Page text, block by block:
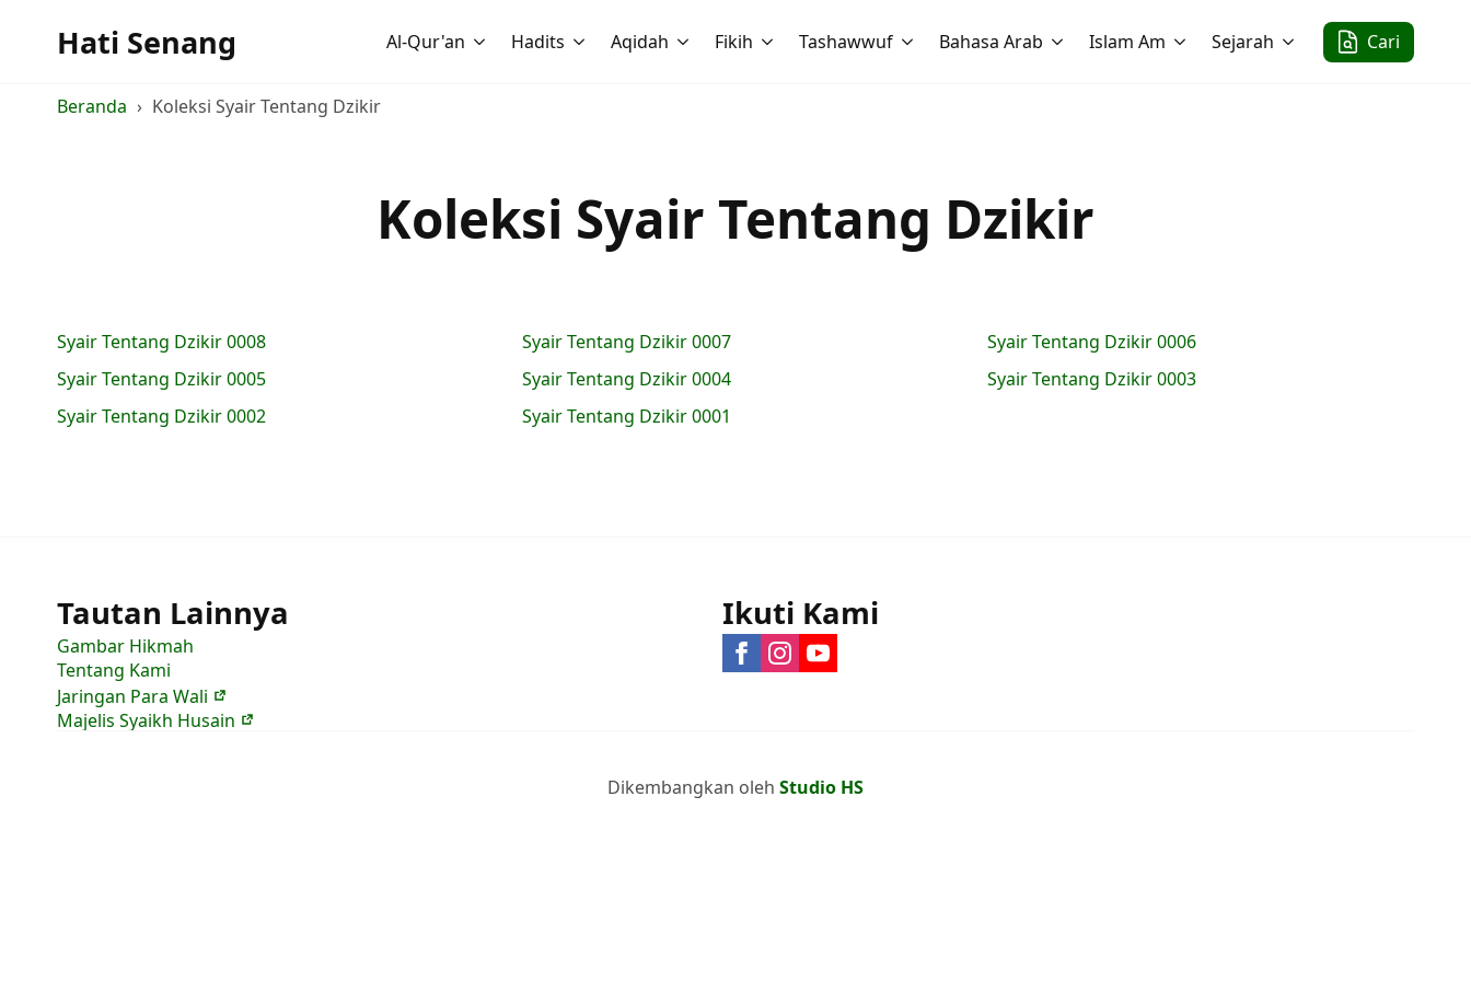
Hati Senang Al-Qur'an Hadits Aqidah Fikih Tashawwuf Bahasa Arab Islam Am Sejarah Cari
Beranda Koleksi Syair Tentang Dzikir
Koleksi Syair Tentang Dzikir
Syair Tentang Dzikir 0008 Syair Tentang Dzikir 0007
Syair Tentang Dzikir 0006
Syair Tentang Dzikir 0005
Syair Tentang Dzikir 0004
Syair Tentang Dzikir 0003
Syair Tentang Dzikir 0002
Syair Tentang Dzikir 0001
Tautan Lainnya
Gambar Hikmah
Tentang Kami
Jaringan Para Wali
Majelis Syaikh Husain
Ikuti Kami
Dikembangkan oleh Studio HS